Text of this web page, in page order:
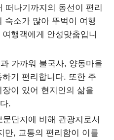
떠나기까지의 동선이 편리
숙소가 많아 뚜벅이 여행
행객에게 안성맞춤입니
가까워 불국사, 양동마을
기 편리합니다. 또한 주
이 있어 현지인의 삶을
.
단지에 비해 관광지로서
만, 교통의 편리함이 이를